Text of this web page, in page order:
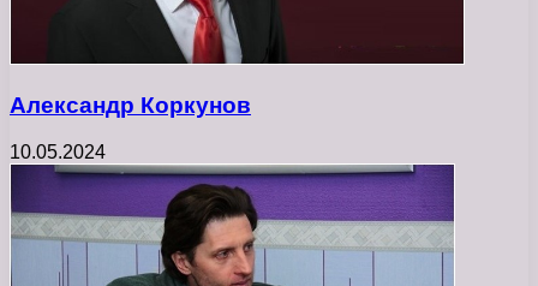
Александр Коркунов
10.05.2024